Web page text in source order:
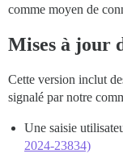
comme moyen de
Mises à jour
Cette version inclut
signalé par notre
Une saisie
2024-23834)